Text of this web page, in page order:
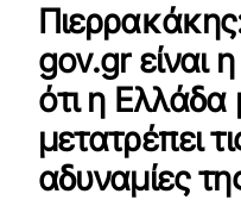
gov.gr είναι
ότι η Ελλάδα
μετατρέπει
αδυναμίες